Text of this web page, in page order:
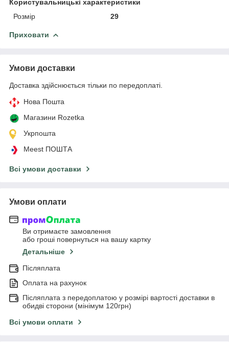
Користувальницькі характеристики
Розмір
29
Приховати
Умови доставки
Доставка здійснюється тільки по передоплаті.
Нова Пошта
Магазини Rozetka
Укрпошта
Meest ПОШТА
Всі умови доставки
Умови оплати
Ви отримаєте замовлення
або гроші повернуться на вашу картку
Детальніше
Післяплата
Оплата на рахунок
Післяплата з передоплатою у розмірі вартості доставки в
обидві сторони (мінімум 120грн)
Всі умови оплати